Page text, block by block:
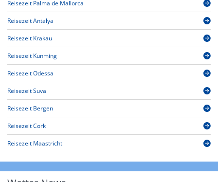
Reisezeit Palma de Mallorca
Reisezeit Antalya
Reisezeit Krakau
Reisezeit Kunming
Reisezeit Odessa
Reisezeit Suva
Reisezeit Bergen
Reisezeit Cork
Reisezeit Maastricht